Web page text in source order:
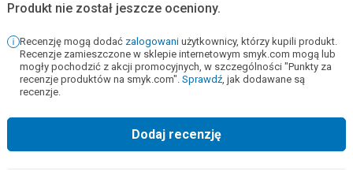
Produkt nie został jeszcze oceniony.
Recenzję mogą dodać zalogowani użytkownicy, którzy kupili produkt.
Recenzje zamieszczone w sklepie internetowym smyk.com mogą lub
mogły pochodzić z akcji promocyjnych, w szczególności "Punkty za
recenzje produktów na smyk.com". Sprawdź, jak dodawane są
recenzje.
Dodaj recenzję